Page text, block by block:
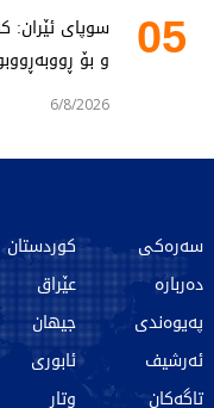
05
سوپای ئێران:
و بۆ
6/8/2026
سەرەکی
دەربارە
پەیوەندی
ئەرشیف
تاگەکان
کوردستان
عێراق
جیهان
ئابوری
وتار